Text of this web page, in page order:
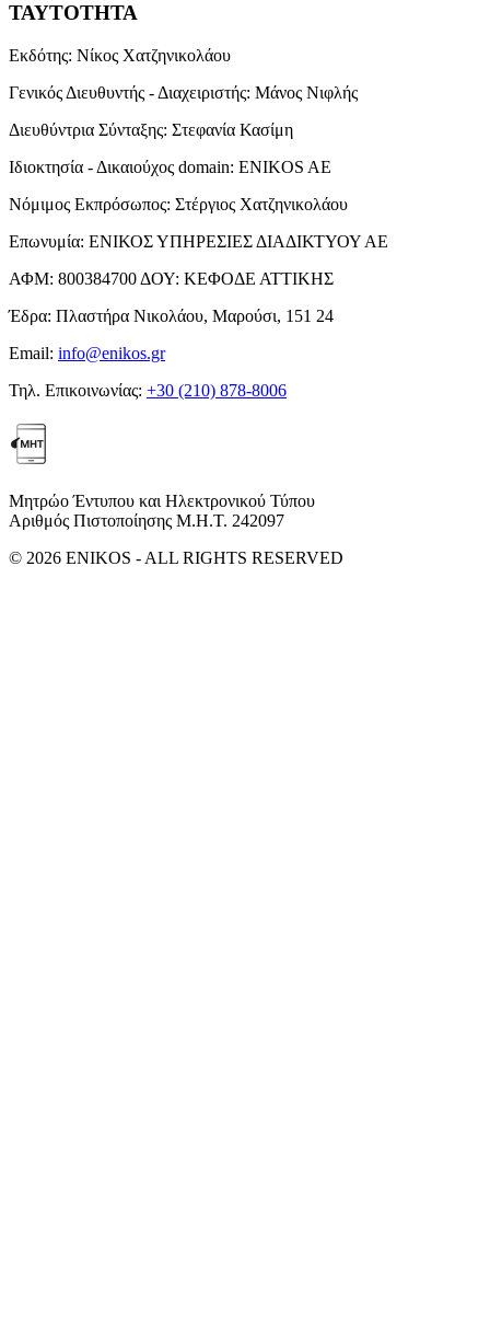
ΤΑΥΤΟΤΗΤΑ
Εκδότης: Νίκος Χατζηνικολάου
Γενικός Διευθυντής - Διαχειριστής: Μάνος Νιφλής
Διευθύντρια Σύνταξης: Στεφανία Κασίμη
Ιδιοκτησία - Δικαιούχος domain: ENIKOS AE
Νόμιμος Εκπρόσωπος: Στέργιος Χατζηνικολάου
Επωνυμία: ΕΝΙΚΟΣ ΥΠΗΡΕΣΙΕΣ ΔΙΑΔΙΚΤΥΟΥ ΑΕ
ΑΦΜ: 800384700 ΔΟΥ: ΚΕΦΟΔΕ ΑΤΤΙΚΗΣ
Έδρα: Πλαστήρα Νικολάου, Μαρούσι, 151 24
Email: info@enikos.gr
Τηλ. Επικοινωνίας: +30 (210) 878-8006
Μητρώο Έντυπου και Ηλεκτρονικού Τύπου
Αριθμός Πιστοποίησης Μ.Η.Τ. 242097
© 2026 ENIKOS - ALL RIGHTS RESERVED